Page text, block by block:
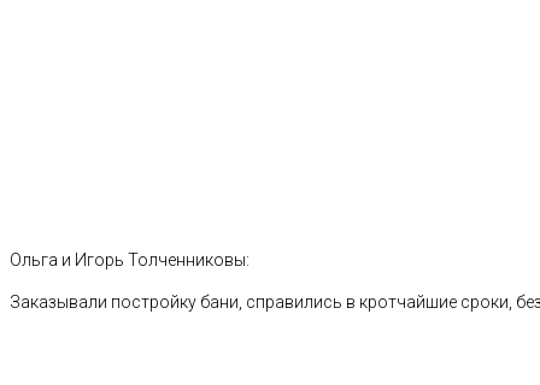
Ольга и Игорь Толченниковы:
Заказывали постройку бани, справились в кротчайшие сроки,